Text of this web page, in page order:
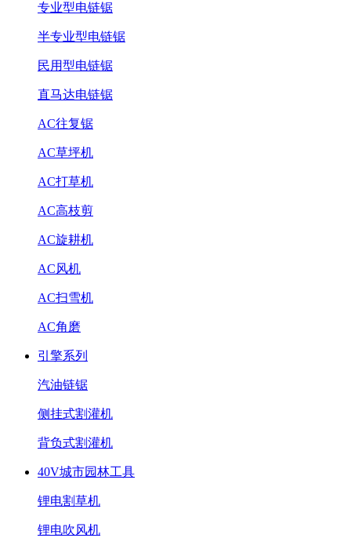
专业型电链锯
半专业型电链锯
民用型电链锯
直马达电链锯
AC往复锯
AC草坪机
AC打草机
AC高枝剪
AC旋耕机
AC风机
AC扫雪机
AC角磨
引擎系列
汽油链锯
侧挂式割灌机
背负式割灌机
40V城市园林工具
锂电割草机
锂电吹风机